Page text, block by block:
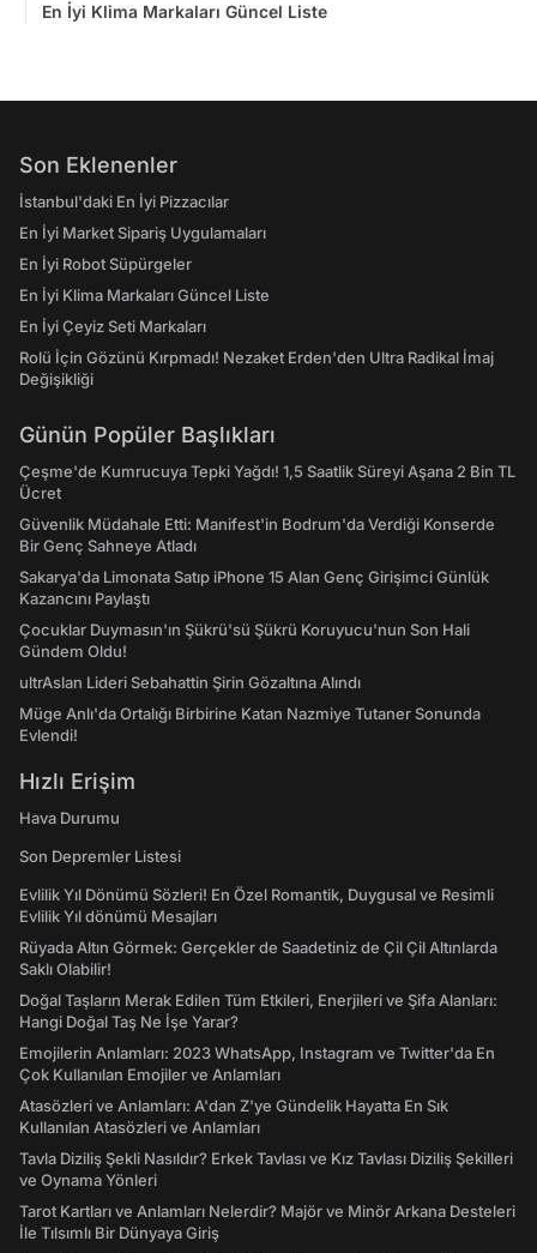
En İyi Klima Markaları Güncel Liste
Son Eklenenler
İstanbul'daki En İyi Pizzacılar
En İyi Market Sipariş Uygulamaları
En İyi Robot Süpürgeler
En İyi Klima Markaları Güncel Liste
En İyi Çeyiz Seti Markaları
Rolü İçin Gözünü Kırpmadı! Nezaket Erden'den Ultra Radikal İmaj
Değişikliği
Günün Popüler Başlıkları
Çeşme'de Kumrucuya Tepki Yağdı! 1,5 Saatlik Süreyi Aşana 2 Bin TL
Ücret
Güvenlik Müdahale Etti: Manifest'in Bodrum'da Verdiği Konserde
Bir Genç Sahneye Atladı
Sakarya'da Limonata Satıp iPhone 15 Alan Genç Girişimci Günlük
Kazancını Paylaştı
Çocuklar Duymasın'ın Şükrü'sü Şükrü Koruyucu'nun Son Hali
Gündem Oldu!
ultrAslan Lideri Sebahattin Şirin Gözaltına Alındı
Müge Anlı'da Ortalığı Birbirine Katan Nazmiye Tutaner Sonunda
Evlendi!
Hızlı Erişim
Hava Durumu
Son Depremler Listesi
Evlilik Yıl Dönümü Sözleri! En Özel Romantik, Duygusal ve Resimli
Evlilik Yıl dönümü Mesajları
Rüyada Altın Görmek: Gerçekler de Saadetiniz de Çil Çil Altınlarda
Saklı Olabilir!
Doğal Taşların Merak Edilen Tüm Etkileri, Enerjileri ve Şifa Alanları:
Hangi Doğal Taş Ne İşe Yarar?
Emojilerin Anlamları: 2023 WhatsApp, Instagram ve Twitter'da En
Çok Kullanılan Emojiler ve Anlamları
Atasözleri ve Anlamları: A'dan Z'ye Gündelik Hayatta En Sık
Kullanılan Atasözleri ve Anlamları
Tavla Diziliş Şekli Nasıldır? Erkek Tavlası ve Kız Tavlası Diziliş Şekilleri
ve Oynama Yönleri
Tarot Kartları ve Anlamları Nelerdir? Majör ve Minör Arkana Desteleri
İle Tılsımlı Bir Dünyaya Giriş